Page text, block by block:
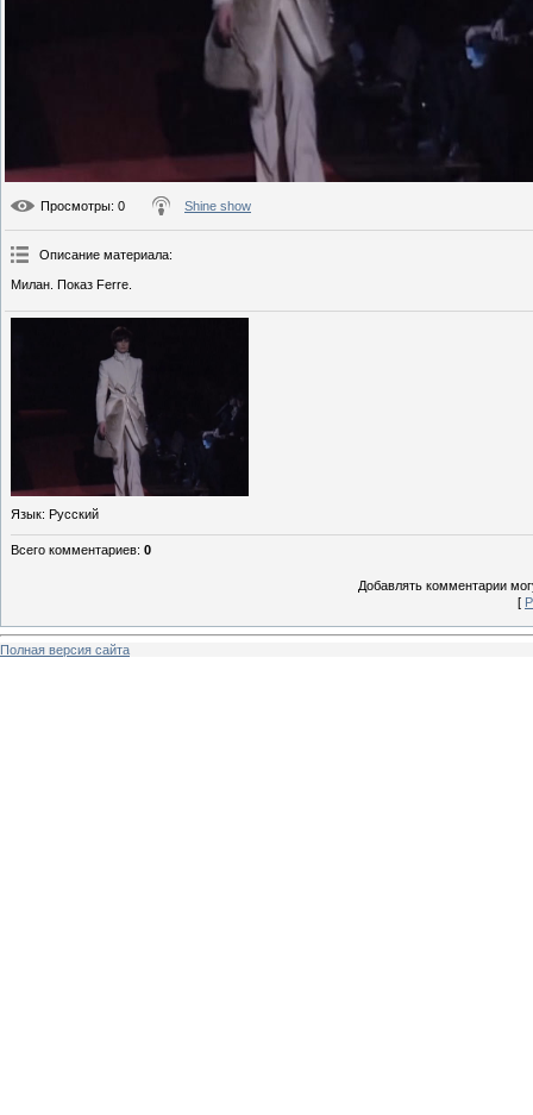
Просмотры: 0 Shine show
Описание материала:
Милан. Показ Ferre.
Язык: Русский
Всего комментариев: 0
Добавлять комментарии
[
Полная версия сайта